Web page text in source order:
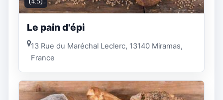
Le pain d'épi
13 Rue du Maréchal Leclerc, 13140 Miramas,
France